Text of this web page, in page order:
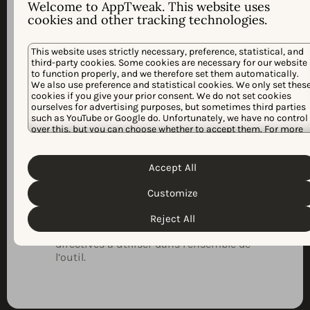
Welcome to AppTweak. This website uses
cookies and other tracking technologies.
This website uses strictly necessary, preference, statistical, and
third-party cookies. Some cookies are necessary for our website
to function properly, and we therefore set them automatically.
We also use preference and statistical cookies. We only set
cookies if you give your prior consent. We do not set cookies
ourselves for advertising purposes, but sometimes third parties
such as YouTube or Google do. Unfortunately, we have no control
over this, but you can choose whether to accept them. For more
&
. You can customize your cookie settings and
preferences by clicking the “Customize” button.
Reject All
Customize
Accept All
Application monopage basée sur
React/Redux/Redux-sagas, écrite en
TypeScript avec les outils standard
(Webpack, Babel, ES6, ESLint et Prettier).
construite sur Ruby on Rails.
et des images Docker.
Système de conception interne
fournissant des composants UI et des
directives à utiliser dans l’ensemble de
l’outil.